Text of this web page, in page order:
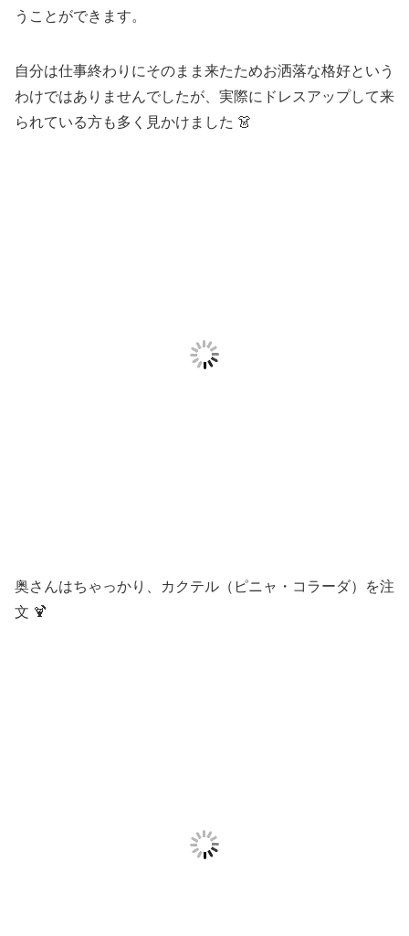
うことができます。
自分は仕事終わりにそのまま来たためお洒落な格好という
わけではありませんでしたが、実際にドレスアップして来
られている方も多く見かけました 👗
奥さんはちゃっかり、カクテル（ピニャ・コラーダ）を注
文 🍹